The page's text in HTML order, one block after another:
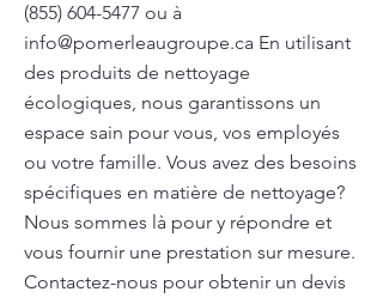
(855) 604-5477 ou à
info@pomerleaugroupe.ca En utilisant
des produits de nettoyage
écologiques, nous garantissons un
espace sain pour vous, vos employés
ou votre famille. Vous avez des besoins
spécifiques en matière de nettoyage?
Nous sommes là pour y répondre et
vous fournir une prestation sur mesure.
Contactez-nous pour obtenir un devis